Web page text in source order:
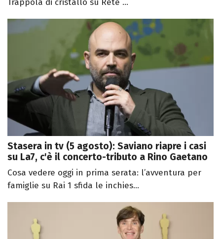
Trappola di cristallo su Rete ...
Stasera in tv (5 agosto): Saviano riapre i casi
su La7, c'è il concerto-tributo a Rino Gaetano
Cosa vedere oggi in prima serata: l’avventura per
famiglie su Rai 1 sfida le inchies...